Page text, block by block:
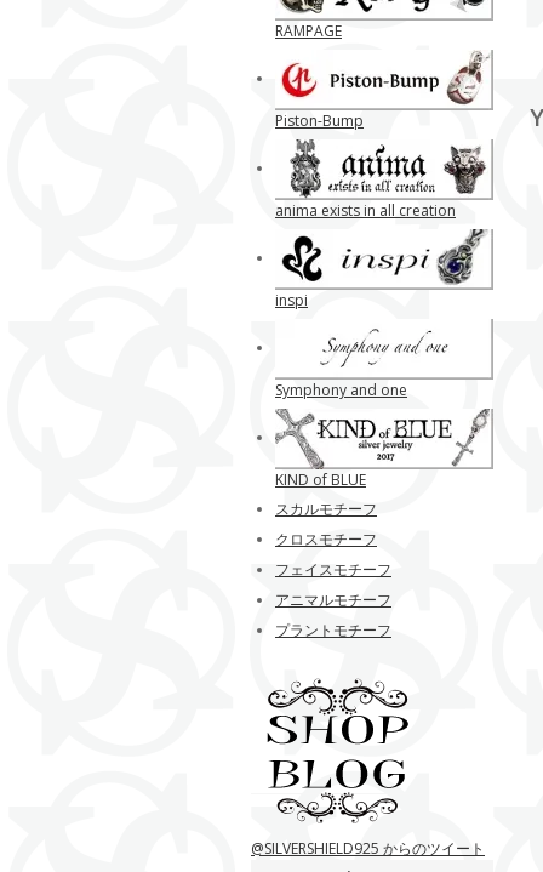
RAMPAGE
Piston-Bump
anima exists in all creation
inspi
Symphony and one
KIND of BLUE
スカルモチーフ
クロスモチーフ
フェイスモチーフ
アニマルモチーフ
プラントモチーフ
@SILVERSHIELD925 からのツイート